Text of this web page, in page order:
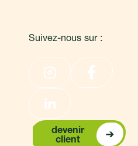
Suivez-nous sur :
devenir
devenir
client